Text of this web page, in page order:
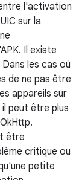
l'activation
sur la
Il existe
les cas où
de ne pas être
appareils sur
peut être plus
être
critique ou
petite